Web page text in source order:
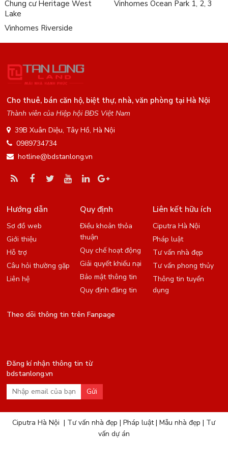
Chung cư Heritage West
Lake
Vinhomes Ocean Park 1, 2, 3
Vinhomes Riverside
Cho thuê, bán căn hộ, biệt thự, nhà, văn phòng tại Hà Nội
Thành viên của Hiệp hội BĐS Việt Nam
39B Xuân Diệu, Tây Hồ, Hà Nội
0989734734
hotline@bdstanlong.vn
Hướng dẫn
Sơ đồ web
Giới thiệu
Hỗ trợ
Câu hỏi thường gặp
Liên hệ
Quy định
Điều khoản thỏa
thuận
Quy chế hoạt động
Giải quyết khiếu nại
Bảo mật thông tin
Quy định đăng tin
Liên kết hữu ích
Ciputra Hà Nội
Pháp luật
Tư vấn nhà đẹp
Tư vấn phong thủy
Thông tin tuyển
dụng
Theo dõi thông tin trên Fanpage
Đăng kí nhận thông tin từ
bdstanlong.vn
Gửi
Ciputra Hà Nội | Tư vấn nhà đẹp |Pháp luật|Mẫu nhà đẹp | Tư
vấn dự án